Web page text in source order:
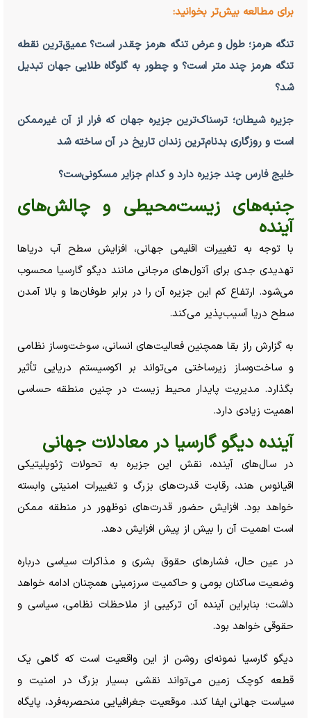
برای مطالعه بیش‌تر بخوانید:
تنگه هرمز؛ طول و عرض تنگه هرمز چقدر است؟ عمیق‌ترین نقطه
تنگه هرمز چند متر است؟ و چطور به گلوگاه طلایی جهان تبدیل
شد؟
جزیره شیطان؛ ترسناک‌ترین جزیره جهان که فرار از آن غیرممکن
است و روزگاری بدنام‌ترین زندان تاریخ در آن ساخته شد
خلیج فارس چند جزیره دارد و کدام جزایر مسکونی‌ست؟
جنبه‌های زیست‌محیطی و چالش‌های
آینده
با توجه به تغییرات اقلیمی جهانی، افزایش سطح آب دریا‌ها
تهدیدی جدی برای آتول‌های مرجانی مانند دیگو گارسیا محسوب
می‌شود. ارتفاع کم این جزیره آن را در برابر طوفان‌ها و بالا آمدن
سطح دریا آسیب‌پذیر می‌کند.
به گزارش راز بقا همچنین فعالیت‌های انسانی، سوخت‌وساز نظامی
و ساخت‌وساز زیرساختی می‌تواند بر اکوسیستم دریایی تأثیر
بگذارد. مدیریت پایدار محیط زیست در چنین منطقه حساسی
اهمیت زیادی دارد.
آینده دیگو گارسیا در معادلات جهانی
در سال‌های آینده، نقش این جزیره به تحولات ژئوپلیتیکی
اقیانوس هند، رقابت قدرت‌های بزرگ و تغییرات امنیتی وابسته
خواهد بود. افزایش حضور قدرت‌های نوظهور در منطقه ممکن
است اهمیت آن را بیش از پیش افزایش دهد.
در عین حال، فشار‌های حقوق بشری و مذاکرات سیاسی درباره
وضعیت ساکنان بومی و حاکمیت سرزمینی همچنان ادامه خواهد
داشت؛ بنابراین آینده آن ترکیبی از ملاحظات نظامی، سیاسی و
حقوقی خواهد بود.
دیگو گارسیا نمونه‌ای روشن از این واقعیت است که گاهی یک
قطعه کوچک زمین می‌تواند نقشی بسیار بزرگ در امنیت و
سیاست جهانی ایفا کند. موقعیت جغرافیایی منحصر‌به‌فرد، پایگاه